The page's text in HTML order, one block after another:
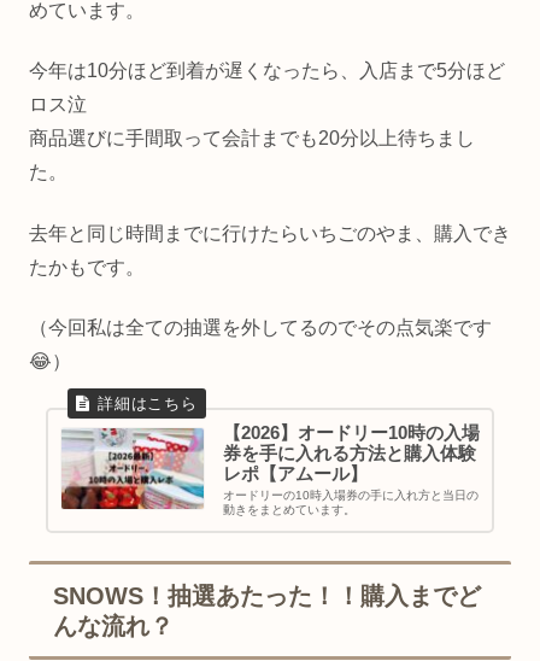
めています。
今年は10分ほど到着が遅くなったら、入店まで5分ほど
ロス泣
商品選びに手間取って会計までも20分以上待ちまし
た。
去年と同じ時間までに行けたらいちごのやま、購入でき
たかもです。
（今回私は全ての抽選を外してるのでその点気楽です
😂）
【2026】オードリー10時の入場
券を手に入れる方法と購入体験
レポ【アムール】
オードリーの10時入場券の手に入れ方と当日の
動きをまとめています。
SNOWS！抽選あたった！！購入までど
んな流れ？